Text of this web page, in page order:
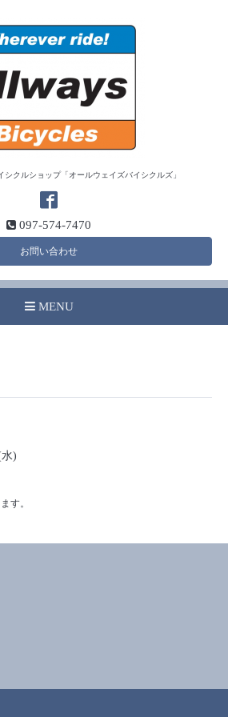
シクルショップ「オールウェイズバイシクルズ」
097-574-7470
お問い合わせ
MENU
水)
す。